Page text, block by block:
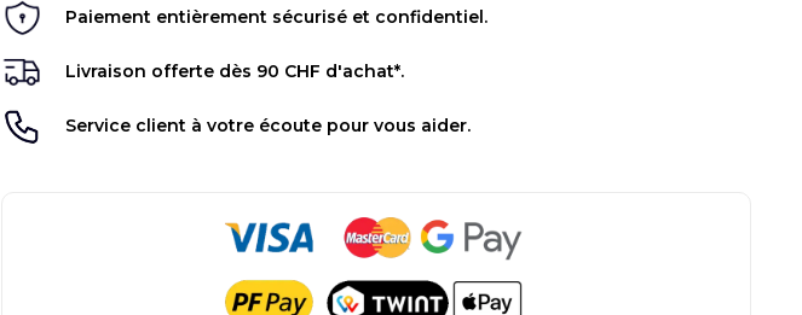
Paiement entièrement sécurisé et confidentiel.
Livraison offerte dès 90 CHF d'achat*.
Service client à votre écoute pour vous aider.